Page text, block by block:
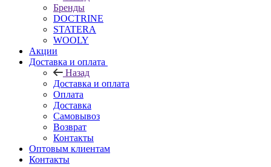
Бренды
DOCTRINE
STATERA
WOOLY
Акции
Доставка и оплата
Назад
Доставка и оплата
Оплата
Доставка
Самовывоз
Возврат
Контакты
Оптовым клиентам
Контакты